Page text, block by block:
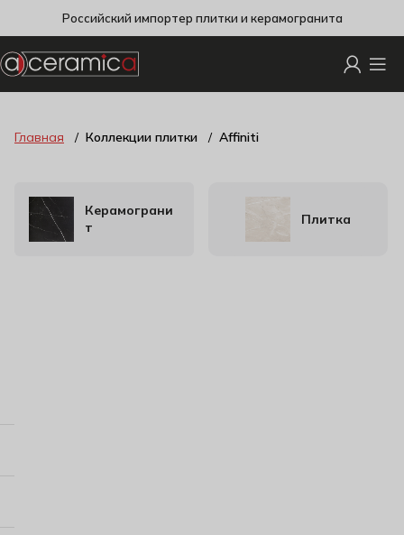
Российский импортер плитки и керамогранита
Главная Коллекции плитки Affiniti
Керамограни
т
Плитка